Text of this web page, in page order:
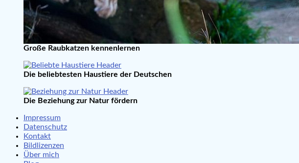
Große Raubkatzen kennenlernen
Die beliebtesten Haustiere der Deutschen
Die Beziehung zur Natur fördern
Impressum
Datenschutz
Kontakt
Bildlizenzen
Über mich